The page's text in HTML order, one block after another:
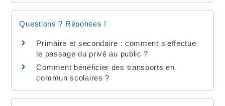
Questions ? Réponses !
Primaire et secondaire : comment s'effectue
le passage du privé au public ?
Comment bénéficier des transports en
commun scolaires ?